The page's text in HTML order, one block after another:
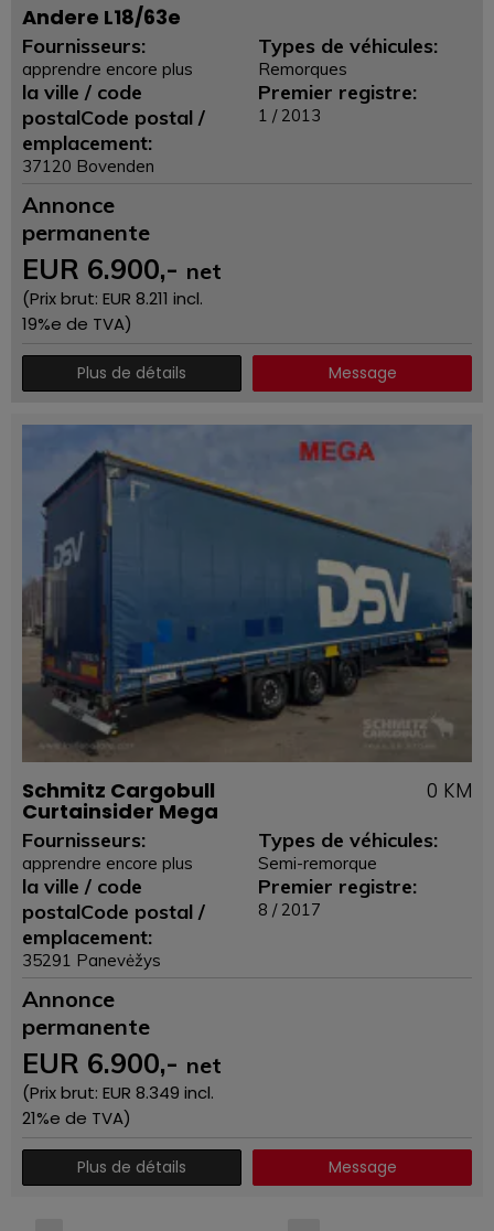
Andere L18/63e
Fournisseurs:
apprendre encore plus
la ville / code
postalCode postal /
emplacement:
37120 Bovenden
Types de véhicules:
Remorques
Premier registre:
1 / 2013
Annonce
permanente
EUR 6.900,- net
(Prix ​​brut: EUR 8.211 incl.
19%e de TVA)
Plus de détails Message
Schmitz Cargobull
Curtainsider Mega
0 KM
Fournisseurs:
apprendre encore plus
la ville / code
postalCode postal /
emplacement:
35291 Panevėžys
Types de véhicules:
Semi-remorque
Premier registre:
8 / 2017
Annonce
permanente
EUR 6.900,- net
(Prix ​​brut: EUR 8.349 incl.
21%e de TVA)
Plus de détails Message